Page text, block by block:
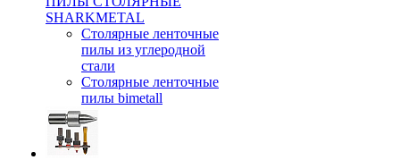
SHARKMETAL
Столярные ленточные
пилы из углеродной
стали
Столярные ленточные
пилы bimetall